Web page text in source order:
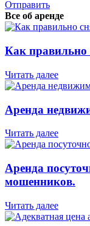
Отправить
Все об аренде
Как правильно
Читать далее
Аренда
Читать далее
Аренда
мошенников.
Читать далее